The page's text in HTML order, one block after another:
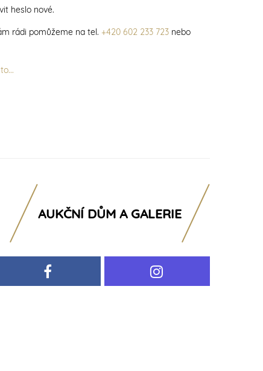
heslo nové.
rádi pomůžeme na tel. +420 602 233 723nebo
AUKČNÍ DŮM A GALERIE